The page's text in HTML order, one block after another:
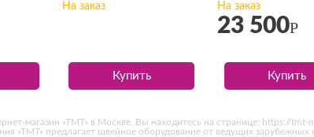
На заказ
Купить
На заказ
23 500Р
Купить
магазин «ТМТ» в Москве. Вы находитесь на странице: https://
«ТМТ» предлагает швейное оборудование от ведущих